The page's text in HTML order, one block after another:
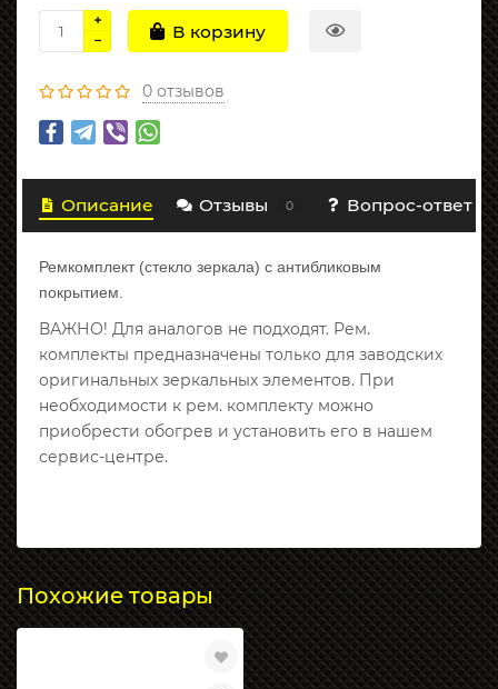
В корзину
0 отзывов
Описание Отзывы 0 Вопрос-ответ 0
Ремкомплект (стекло зеркала) с антибликовым
покрытием.
ВАЖНО! Для аналогов не подходят. Рем.
комплекты предназначены только для заводских
оригинальных зеркальных элементов. При
необходимости к рем. комплекту можно
приобрести обогрев и установить его в нашем
сервис-центре.
Похожие товары